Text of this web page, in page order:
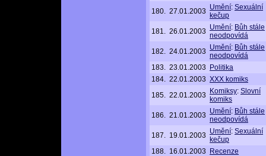
180. 27.01.2003 Umění: Sexuální
kečup
181. 26.01.2003 Umění: Bůh stále
neodpovídá
182. 24.01.2003 Umění: Bůh stále
neodpovídá
183. 23.01.2003 Politika
184. 22.01.2003 XXX komiks
185. 22.01.2003 Komiksy: Slovní
komiks
186. 21.01.2003 Umění: Bůh stále
neodpovídá
187. 19.01.2003 Umění: Sexuální
kečup
188. 16.01.2003 Recenze